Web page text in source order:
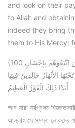
and look on their
to Allah and
indeed they bring
them to His Mercy:
(100 وَالسَّابِقُونَ الأَوَّلُونَ مِنَ الْمُهَاجِرِينَ وَالأَنصَارِ وَالَّذِينَ اتَّبَعُوهُم بِإِحْسَانٍ
الأَنْهَارُ خَالِدِينَ فِيهَا
أَبَدًا ذَلِكَ الْفَوْزُ الْعَظِيمُ
আর যারা সর্বপ্রথম
আল্লাহ সে সমস্ত লোকদের